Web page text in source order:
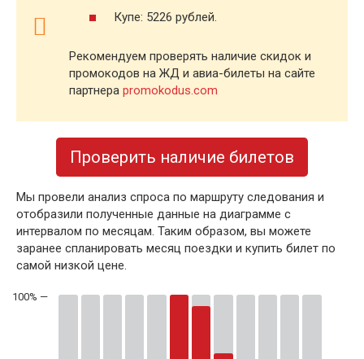
Купе: 5226 рублей.
Рекомендуем проверять наличие скидок и
промокодов на ЖД и авиа-билеты на сайте
партнера promokodus.com
Проверить наличие билетов
Мы провели анализ спроса по маршруту следования и
отобразили полученные данные на диаграмме с
интервалом по месяцам. Таким образом, вы можете
заранее спланировать месяц поездки и купить билет по
самой низкой цене.